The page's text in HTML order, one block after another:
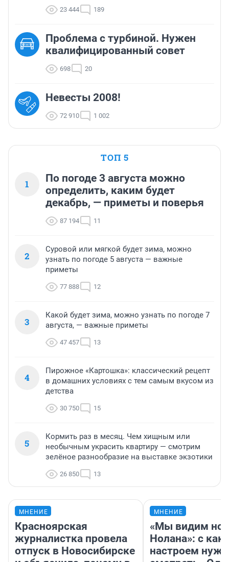
23 444 189
Проблема с турбиной. Нужен
квалифицированный совет
698 20
Невесты 2008!
72 910 1 002
ТОП 5
1
По погоде 3 августа можно
определить, каким будет
декабрь, — приметы и поверья
87 194 11
2
Суровой или мягкой будет зима, можно
узнать по погоде 5 августа — важные
приметы
77 888 12
3
Какой будет зима, можно узнать по погоде 7
августа, — важные приметы
47 457 13
4
Пирожное «Картошка»: классический рецепт
в домашних условиях с тем самым вкусом из
детства
30 750 15
5
Кормить раз в месяц. Чем хищным или
необычным украсить квартиру — смотрим
зелёное разнообразие на выставке экзотики
26 850 13
МНЕНИЕ
Красноярская
журналистка провела
отпуск в Новосибирске
МНЕНИЕ
«Мы видим
Нолана»: с
настроем